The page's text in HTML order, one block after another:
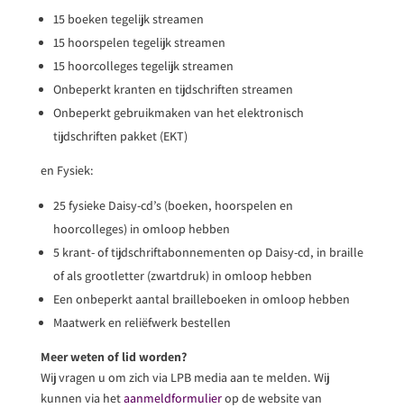
15 boeken tegelijk streamen
15 hoorspelen tegelijk streamen
15 hoorcolleges tegelijk streamen
Onbeperkt kranten en tijdschriften streamen
Onbeperkt gebruikmaken van het elektronisch
tijdschriften pakket (EKT)
en Fysiek:
25 fysieke Daisy-cd’s (boeken, hoorspelen en
hoorcolleges) in omloop hebben
5 krant- of tijdschriftabonnementen op Daisy-cd, in braille
of als grootletter (zwartdruk) in omloop hebben
Een onbeperkt aantal brailleboeken in omloop hebben
Maatwerk en reliëfwerk bestellen
Meer weten of lid worden?
Wij vragen u om zich via LPB media aan te melden. Wij
kunnen via hetaanmeldformulierop de website van